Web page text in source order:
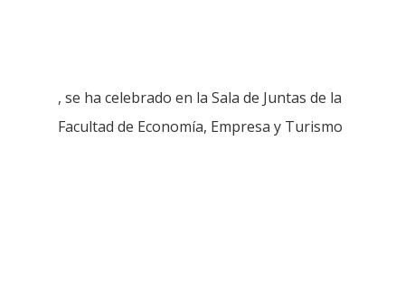
, se ha celebrado en la Sala de Juntas de la
Facultad de Economía, Empresa y Turismo